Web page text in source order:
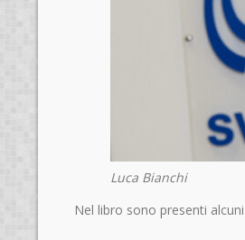
Luca Bianchi
Nel libro sono presenti